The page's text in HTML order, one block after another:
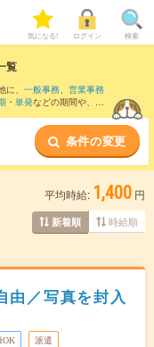
気になる! ログイン 検索
覧
、 一般事務、 営業事務
・ 単発などの期間や、 職
条件の変更
平均時給: 1,400 円
新着順 時給順
由／写真を封入
OK 派遣